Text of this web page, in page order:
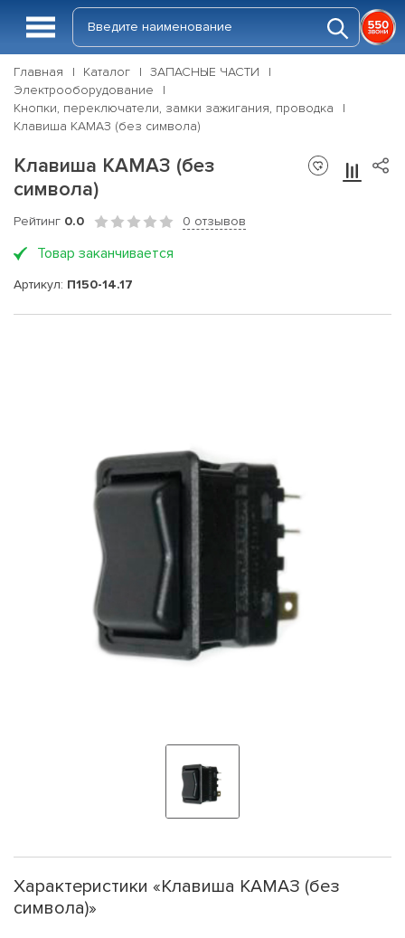
Главная Каталог
ЗАПАСНЫЕ ЧАСТИ
Электрооборудование
Кнопки, переключатели, замки зажигания, проводка
Клавиша КАМАЗ (без символа)
Клавиша КАМАЗ (без
символа)
Рейтинг 0.0 0 отзывов
Товар заканчивается
Артикул: П150-14.17
Характеристики «Клавиша КАМАЗ (без
символа)»